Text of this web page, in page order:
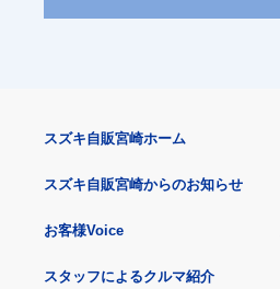
スズキ自販宮崎ホーム
スズキ自販宮崎からのお知らせ
お客様Voice
スタッフによるクルマ紹介